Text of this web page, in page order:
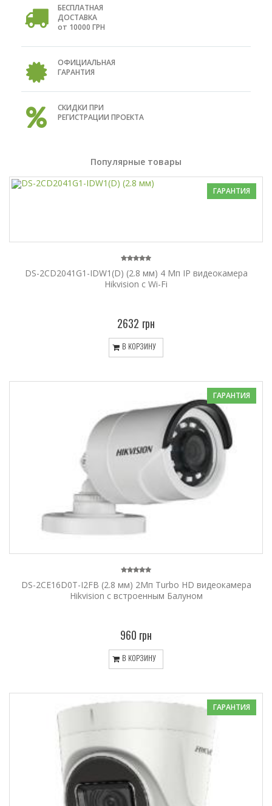
БЕСПЛАТНАЯ
ДОСТАВКА
от 10000 ГРН
ОФИЦИАЛЬНАЯ
ГАРАНТИЯ
СКИДКИ ПРИ
РЕГИСТРАЦИИ ПРОЕКТА
Популярные товары
ГАРАНТИЯ
DS-2CD2041G1-IDW1(D) (2.8 мм) 4 Мп IP видеокамера
Hikvision c Wi-Fi
2632 грн
В КОРЗИНУ
ГАРАНТИЯ
DS-2CE16D0T-I2FB (2.8 мм) 2Мп Turbo HD видеокамера
Hikvision с встроенным Балуном
960 грн
В КОРЗИНУ
ГАРАНТИЯ